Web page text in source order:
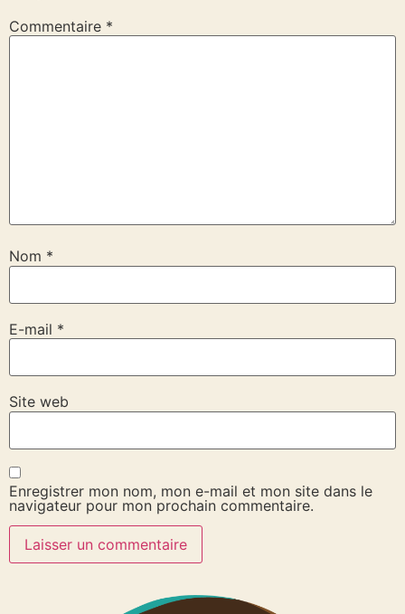
Commentaire *
Nom *
E-mail *
Site web
Enregistrer mon nom, mon e-mail et mon site dans le
navigateur pour mon prochain commentaire.